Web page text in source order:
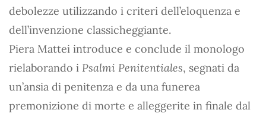
debolezze utilizzando i criteri dell’eloquenza e
dell’invenzione classicheggiante.
Piera Mattei introduce e conclude il monologo
rielaborando i Psalmi Penitentiales, segnati da
un’ansia di penitenza e da una funerea
premonizione di morte e alleggerite in finale dal